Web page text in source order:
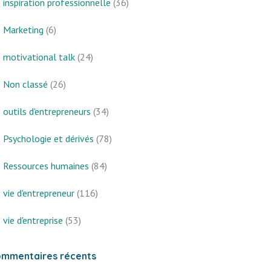
inspiration professionnelle (36)
Marketing (6)
motivational talk (24)
Non classé (26)
outils d'entrepreneurs (34)
Psychologie et dérivés (78)
Ressources humaines (84)
vie d'entrepreneur (116)
vie d'entreprise (53)
récents